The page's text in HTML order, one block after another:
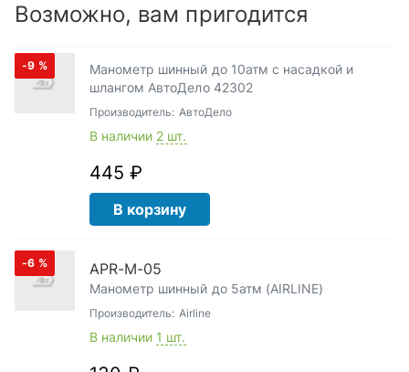
Возможно, вам пригодится
-9 %
Манометр шинный до 10атм с насадкой и
шлангом АвтоДело 42302
Производитель: АвтоДело
В наличии 2 шт.
445 ₽
В корзину
-6 % APR-M-05
Манометр шинный до 5атм (AIRLINE)
Производитель: Airline
В наличии 1 шт.